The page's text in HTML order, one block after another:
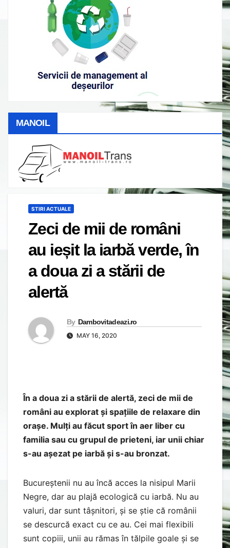
MANOIL
STIRI ACTUALE
Zeci de mii de români
au ieșit la iarbă verde, în
a doua zi a stării de
alertă
By Dambovitadeazi.ro
MAY 16, 2020
În a doua zi a stării de alertă, zeci de mii de
români au explorat și spațiile de relaxare din
orașe. Mulți au făcut sport în aer liber cu
familia sau cu grupul de prieteni, iar unii chiar
s-au așezat pe iarbă și s-au bronzat.
Bucureștenii nu au încă acces la nisipul Marii
Negre, dar au plajă ecologică cu iarbă. Nu au
valuri, dar sunt tâșnitori, și se știe că românii
se descurcă exact cu ce au. Cei mai flexibili
sunt copiii, unii au rămas în tălpile goale și se